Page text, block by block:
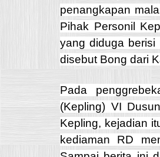
penangkapan
Pihak Personil
yang diduga
disebut Bong dari
Pada
(Kepling) VI
Kepling, kejadian
kediaman RD